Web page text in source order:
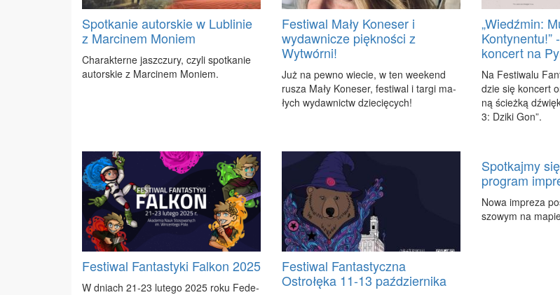
Spotkanie autorskie w Lublinie
z Marcinem Moniem
Cha­rak­ter­ne jasz­czu­ry, czy­li spo­tka­nie
au­tor­skie z Mar­ci­nem Mo­niem.
Festiwal Mały Koneser i
wydawnicze piękności z
Wytwórni!
Już na pew­no wie­cie, w ten week­end
ru­sza Ma­ły Ko­ne­ser, fe­sti­wal i tar­gi ma­
łych wy­daw­nictw dzie­cię­cych!
„Wiedźmin:
Kontynentu!”
koncert na
Na Fe­sti­wa­lu
dzie się kon­cert
ną ścież­ką
3: Dzi­ki Gon”.
Festiwal Fantastyki Falkon 2025
W dniach 21-23 lu­te­go 2025 ro­ku Fe­de­
Festiwal Fantastyczna
Ostrołęka 11-13 października
Spotkajmy
program
No­wa im­pre­za
szo­wym na